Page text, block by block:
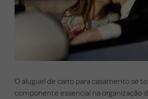
O aluguel de carro para casamento se
componente essencial na organização